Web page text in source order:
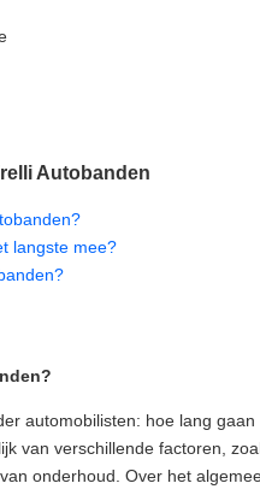
Autobanden
langste mee?
automobilisten: hoe lang
van verschillende factoren,
onderhoud. Over het